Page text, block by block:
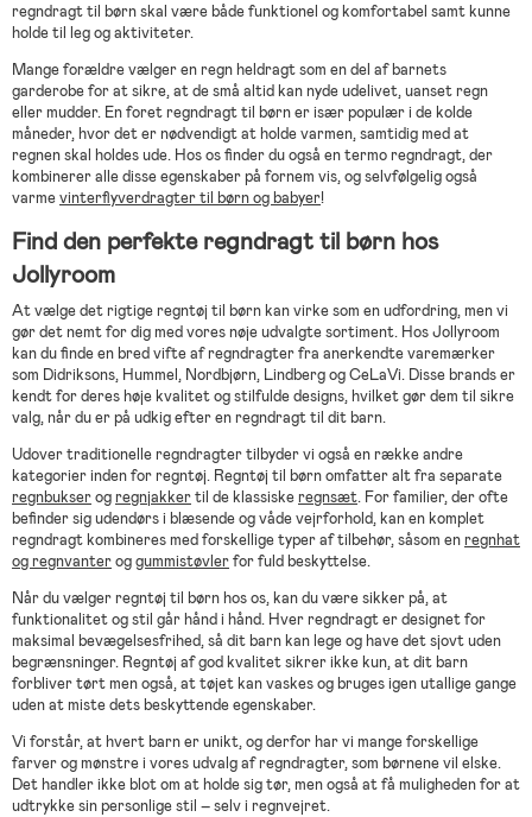
regndragt til børn skal være både funktionel og komfortabel samt kunne
holde til leg og aktiviteter.
Mange forældre vælger en regn heldragt som en del af barnets
garderobe for at sikre, at de små altid kan nyde udelivet, uanset regn
eller mudder. En foret regndragt til børn er især populær i de kolde
måneder, hvor det er nødvendigt at holde varmen, samtidig med at
regnen skal holdes ude. Hos os finder du også en termo regndragt, der
kombinerer alle disse egenskaber på fornem vis, og selvfølgelig også
varmevinterflyverdragter til børn og babyer!
Find den perfekte regndragt til børn hos
Jollyroom
At vælge det rigtige regntøj til børn kan virke som en udfordring, men vi
gør det nemt for dig med vores nøje udvalgte sortiment. Hos Jollyroom
kan du finde en bred vifte af regndragter fra anerkendte varemærker
som Didriksons, Hummel, Nordbjørn, Lindberg og CeLaVi. Disse brands er
kendt for deres høje kvalitet og stilfulde designs, hvilket gør dem til sikre
valg, når du er på udkig efter en regndragt til dit barn.
Udover traditionelle regndragter tilbyder vi også en række andre
kategorier inden for regntøj. Regntøj til børn omfatter alt fra separate
regnbukserogregnjakkertil de klassiskeregnsæt. For familier, der ofte
befinder sig udendørs i blæsende og våde vejrforhold, kan en komplet
regndragt kombineres med forskellige typer af tilbehør, såsom enregnhat
og regnvanteroggummistøvlerfor fuld beskyttelse.
Når du vælger regntøj til børn hos os, kan du være sikker på, at
funktionalitet og stil går hånd i hånd. Hver regndragt er designet for
maksimal bevægelsesfrihed, så dit barn kan lege og have det sjovt uden
begrænsninger. Regntøj af god kvalitet sikrer ikke kun, at dit barn
forbliver tørt men også, at tøjet kan vaskes og bruges igen utallige gange
uden at miste dets beskyttende egenskaber.
Vi forstår, at hvert barn er unikt, og derfor har vi mange forskellige
farver og mønstre i vores udvalg af regndragter, som børnene vil elske.
Det handler ikke blot om at holde sig tør, men også at få muligheden for at
udtrykke sin personlige stil – selv i regnvejret.